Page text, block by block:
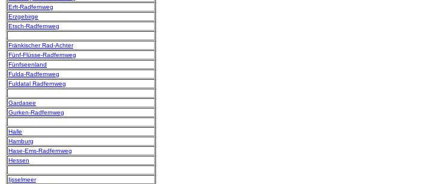
Erft-Radfernweg
Erzgebirge
Etsch-Radfernweg
Fränkischer Rad-Achter
Fünf-Flüsse-Radfernweg
Fünfseenland
Fulda-Radfernweg
Fuldatal Radfernweg
Gardasee
Gurken-Radfernweg
Halle
Hamburg
Hase-Ems-Radfernweg
Hessen
Ijsselmeer